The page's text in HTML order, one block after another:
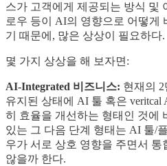
스가 고객에게 제공되는 방식 및
로우 등이 AI의 영향으로 어떻게
기 때문에, 많은 상상이 필요하다.
몇 가지 상상을 해 보자면:
AI-Integrated 비즈니스: 현재의
유지된 상태에 AI 툴 혹은
히 효율을 개선하는 형태인 것에
있는 그 다음 단계 형태는 AI 툴/
우가 서로 상호 영향을 주면서 통
않을까 한다.